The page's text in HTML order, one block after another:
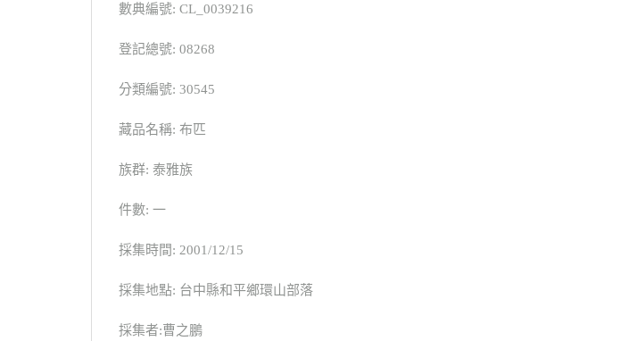
數典編號: CL_0039216
登記總號: 08268
分類編號: 30545
藏品名稱: 布匹
族群: 泰雅族
件數: 一
採集時間: 2001/12/15
採集地點: 台中縣和平鄉環山部落
採集者:曹之鵬